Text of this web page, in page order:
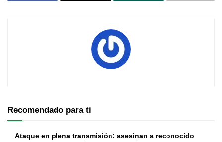
Recomendado para ti
Ataque en plena transmisión: asesinan a reconocido